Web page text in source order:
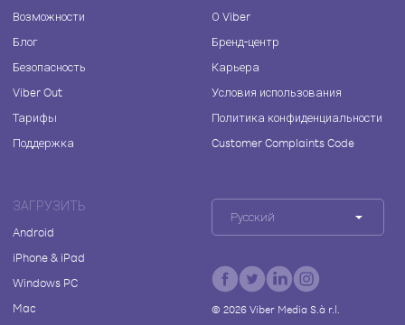
Возможности
Блог
Безопасность
Viber Out
Тарифы
Поддержка
О Viber
Бренд-центр
Карьера
Условия использования
Политика конфиденциальности
Customer Complaints Code
ЗАГРУЗИТЬ
Android
iPhone & iPad
Windows PC
Mac
Русский
© 2026Viber Media S.à r.l.